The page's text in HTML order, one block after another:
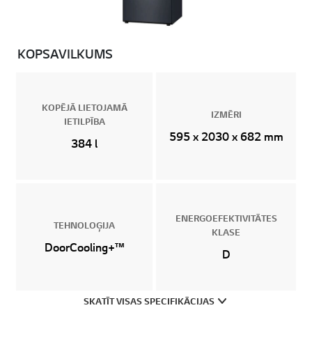
KOPSAVILKUMS
KOPĒJĀ LIETOJAMĀ
IETILPĪBA
384 l
IZMĒRI
595 x 2030 x 682 mm
TEHNOLOĢIJA
DoorCooling+™
ENERGOEFEKTIVITĀTES
KLASE
D
SKATĪT VISAS SPECIFIKĀCIJAS